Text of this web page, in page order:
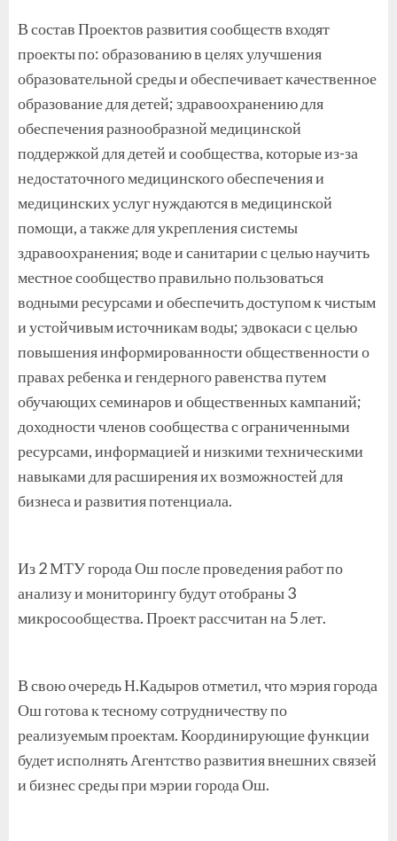
В состав Проектов развития сообществ входят
проекты по: образованию в целях улучшения
образовательной среды и обеспечивает качественное
образование для детей; здравоохранению для
обеспечения разнообразной медицинской
поддержкой для детей и сообщества, которые из-за
недостаточного медицинского обеспечения и
медицинских услуг нуждаются в медицинской
помощи, а также для укрепления системы
здравоохранения; воде и санитарии с целью научить
местное сообщество правильно пользоваться
водными ресурсами и обеспечить доступом к чистым
и устойчивым источникам воды; эдвокаси с целью
повышения информированности общественности о
правах ребенка и гендерного равенства путем
обучающих семинаров и общественных кампаний;
доходности членов сообщества с ограниченными
ресурсами, информацией и низкими техническими
навыками для расширения их возможностей для
бизнеса и развития потенциала.
Из 2 МТУ города Ош после проведения работ по
анализу и мониторингу будут отобраны 3
микросообщества. Проект рассчитан на 5 лет.
В свою очередь Н.Кадыров отметил, что мэрия города
Ош готова к тесному сотрудничеству по
реализуемым проектам. Координирующие функции
будет исполнять Агентство развития внешних связей
и бизнес среды при мэрии города Ош.